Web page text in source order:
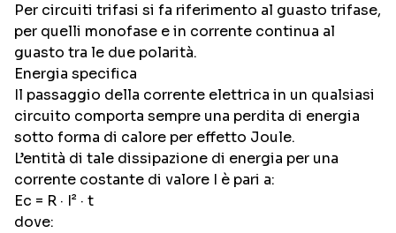
Per circuiti trifasi si fa riferimento al guasto trifase,
per quelli monofase e in corrente continua al
guasto tra le due polarità.
Energia specifica
Il passaggio della corrente elettrica in un qualsiasi
circuito comporta sempre una perdita di energia
sotto forma di calore per effetto Joule.
L’entità di tale dissipazione di energia per una
corrente costante di valore I è pari a:
Ec = R · I² · t
dove: